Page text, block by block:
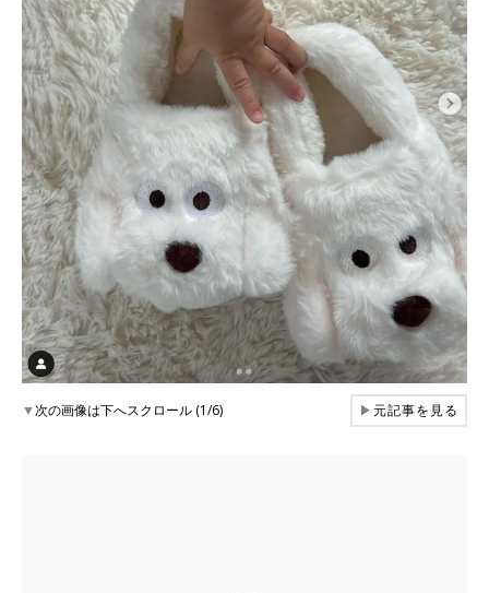
▼次の画像は下へスクロール (1/6) ▶元記事を見る